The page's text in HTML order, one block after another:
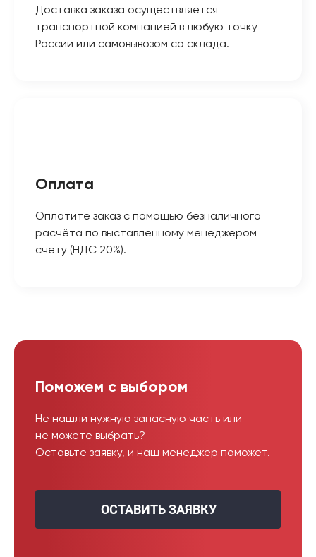
Доставка заказа осуществляется
транспортной компанией в любую точку
России или самовывозом со склада.
Оплата
Оплатите заказ с помощью безналичного
расчёта по выставленному менеджером
счету (НДС 20%).
Поможем с выбором
Не нашли нужную запасную часть или
не можете выбрать?
Оставьте заявку, и наш менеджер поможет.
ОСТАВИТЬ ЗАЯВКУ